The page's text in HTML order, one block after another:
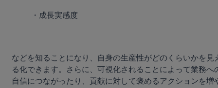
・成長実感度
などを知ることになり、
自身の生産性がどのくらいかを見
る化できます。
さらに、可視化されることによって業務へ
自信につながったり、貢献に対して褒めるアクションを増